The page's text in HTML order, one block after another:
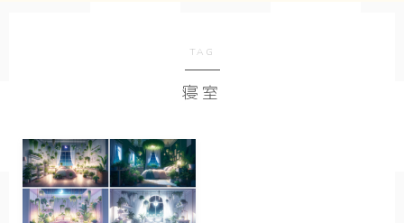
幾何学
ダーク/ホラー
TAG
寝室